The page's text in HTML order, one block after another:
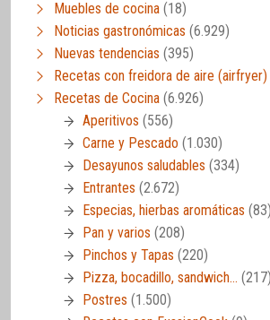
Muebles de cocina (18)
Noticias gastronómicas (6.929)
Nuevas tendencias (395)
Recetas con freidora de aire (airfryer)
Recetas de Cocina (6.926)
Aperitivos (556)
Carne y Pescado (1.030)
Desayunos saludables (334)
Entrantes (2.672)
Especias, hierbas aromáticas (83)
Pan y varios (208)
Pinchos y Tapas (220)
Pizza, bocadillo, sandwich… (217)
Postres (1.500)